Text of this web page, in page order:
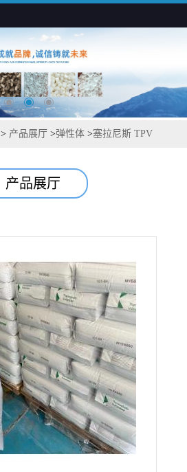
> 产品展厅 >弹性体 >塞拉尼斯 TPV
产品展厅